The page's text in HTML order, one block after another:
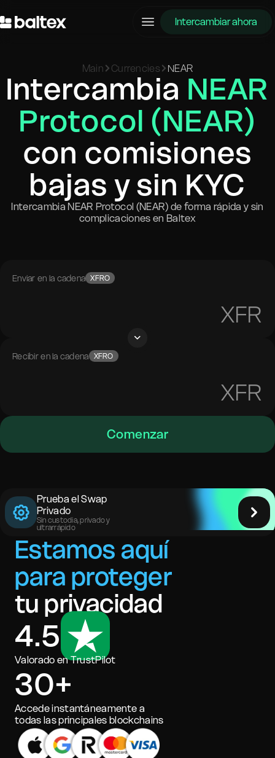
Intercambiar ahora
Main Currencies NEAR
Intercambia NEAR
Protocol (NEAR)
con comisiones
bajas y sin KYC
Intercambia NEAR Protocol (NEAR) de forma rápida y sin
complicaciones en Baltex
Enviar en la cadena XFRO
XFR
Recibir en la cadena XFRO
XFR
Comenzar
Prueba el Swap
Privado
Sin custodia, privado y
ultrarrápido
Estamos aquí
para proteger
tu privacidad
4.5
Valorado en TrustPilot
30+
Accede instantáneamente a
todas las principales blockchains